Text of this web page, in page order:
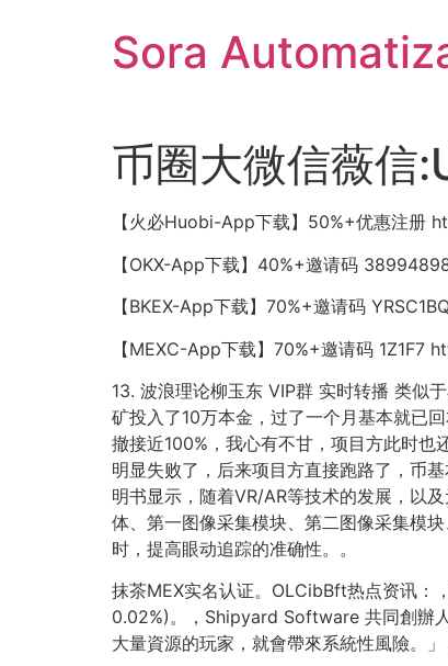
Sora
币圈大微信薇信
【火必Huobi-App下载】50%+优惠注册
【OKX-App下载】40%+邀请码
【BKEX-App下载】70%+邀请码
【MEXC-App下载】70%+邀请码 1Z1F7
13. 波浪理论柳玉东 VIP群 实时转播 类似
矿投入了10万本金，过了一个月基本就已
撤接近100%，我心有不甘，项目方此时也
明显失败了，后来项目方直接跑路了，币
明书显示，随着VR/AR等技术的发展，以
体、第一图像采集模块、第二图像采集模
时，提高眼动追踪的准确性。。
抹茶MEX实名认证。OLCibBft热点资讯：
0.02%)。，Shipyard Software 共同創辦
大量資源的玩家，就會帶來系統性風險。」